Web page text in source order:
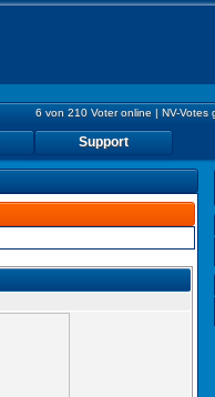
6 von 210 Voter online | NV-Votes
Support